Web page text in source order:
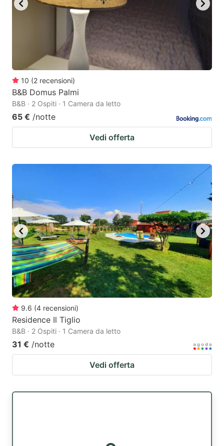
10 (2 recensioni)
B&B Domus Palmi
B&B · 2 Ospiti · 1 Camera da letto
65 € /notte
Vedi offerta
9.6 (4 recensioni)
Residence Il Tiglio
B&B · 2 Ospiti · 1 Camera da letto
31 € /notte
Vedi offerta